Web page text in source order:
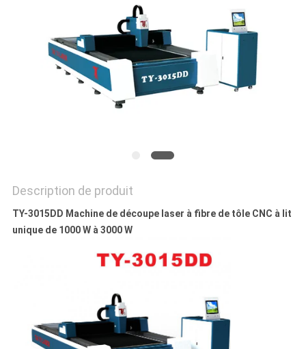
Description de produit
TY-3015DD Machine de découpe laser à fibre de tôle CNC à lit
unique de 1000 W à 3000 W